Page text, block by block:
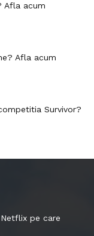
Afla acum
Afla acum
Survivor?
pe care